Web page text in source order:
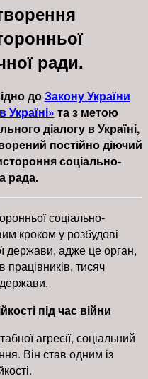
ради.
доЗакону України
Україні» та з метою
діалогу в Україні,
постійно діючий
соціально-
рада.
соціально-
кроком у розбудові
держави, адже це орган,
працівників, тисяч
держави.
під час війни
агресії, соціальний
Він став одним із